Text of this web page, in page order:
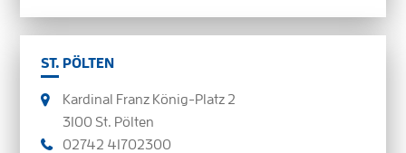
ST. PÖLTEN
Kardinal Franz König-Platz 2
3100 St. Pölten
02742 41702300